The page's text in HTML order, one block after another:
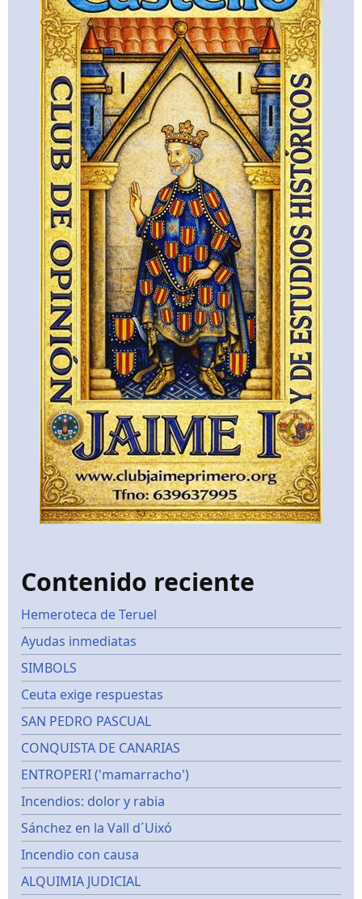
Contenido reciente
Hemeroteca de Teruel
Ayudas inmediatas
SIMBOLS
Ceuta exige respuestas
SAN PEDRO PASCUAL
CONQUISTA DE CANARIAS
ENTROPERI ('mamarracho')
Incendios: dolor y rabia
Sánchez en la Vall d´Uixó
Incendio con causa
ALQUIMIA JUDICIAL